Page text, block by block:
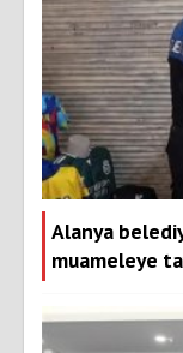
Alanya
muameleye